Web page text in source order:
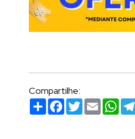
Compartilhe:
Compartilhar
Facebook
TwitterEmail